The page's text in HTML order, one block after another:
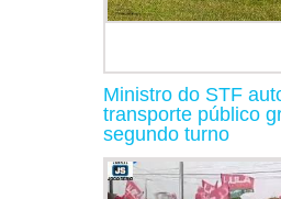
Ministro do STF
transporte público
segundo turno